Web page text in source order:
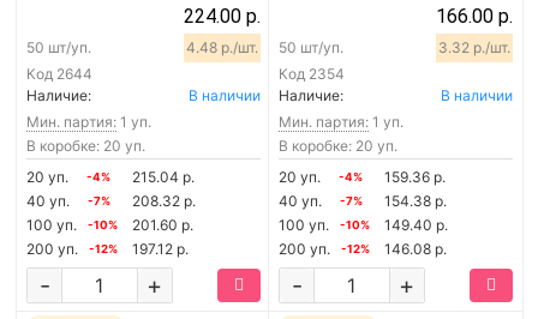
224.00 р.
Код 2644
50 шт/уп. 4.48 р./шт.
Наличие:
В наличии
Мин. партия: 1 уп.
В коробке: 20 уп.
20 уп.
-4%
215.04 р.
40 уп.
-7%
208.32 р.
100 уп.
-10%
201.60 р.
200 уп.
-12% 197.12 р.
+
-
166.00 р.
Код 2354
50 шт/уп. 3.32 р./шт.
Наличие:
В наличии
Мин. партия: 1 уп.
В коробке: 20 уп.
20 уп.
-4%
159.36 р.
40 уп.
-7%
154.38 р.
100 уп.
-10%
149.40 р.
200 уп.
-12% 146.08 р.
+
-